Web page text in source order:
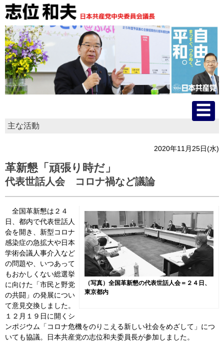
プロフィール
主な活動
国会質問
会見・発言集
論文・著書
主な活動
2020年11月25日(水)
革新懇「頑張り時だ」
代表世話人会 コロナ禍など議論
（写真）全国革新懇の代表世話人会＝２４日、
東京都内
全国革新懇は２４
日、都内で代表世話人
会を開き、新型コロナ
感染症の急拡大や日本
学術会議人事介入など
の問題や、いつあって
もおかしくない総選挙
に向けた「市民と野党
の共闘」の発展につい
て意見交換しました。
１２月１９日に開くシ
ンポジウム「コロナ危機をのりこえる新しい社会をめざして」につ
いても協議。日本共産党の志位和夫委員長が参加しました。